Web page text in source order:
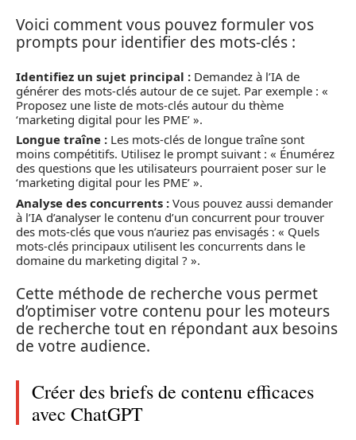
Voici comment vous pouvez formuler vos
prompts pour identifier des mots-clés :
Identifiez un sujet principal : Demandez à l’IA de
générer des mots-clés autour de ce sujet. Par exemple : «
Proposez une liste de mots-clés autour du thème
‘marketing digital pour les PME’ ».
Longue traîne : Les mots-clés de longue traîne sont
moins compétitifs. Utilisez le prompt suivant : « Énumérez
des questions que les utilisateurs pourraient poser sur le
‘marketing digital pour les PME’ ».
Analyse des concurrents : Vous pouvez aussi demander
à l’IA d’analyser le contenu d’un concurrent pour trouver
des mots-clés que vous n’auriez pas envisagés : « Quels
mots-clés principaux utilisent les concurrents dans le
domaine du marketing digital ? ».
Cette méthode de recherche vous permet
d’optimiser votre contenu pour les moteurs
de recherche tout en répondant aux besoins
de votre audience.
Créer des briefs de contenu efficaces
avec ChatGPT